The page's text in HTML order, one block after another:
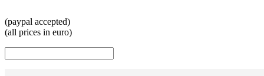
(paypal accepted)
(all prices in euro)